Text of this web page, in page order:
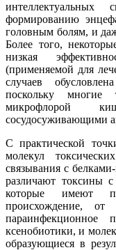
формированию
головным болям, и
Более того,
низкая
(применяемой для
случаев
поскольку многие
микрофлорой
сосудосуживающими
С практической
молекул
связывания с
различают токсины
которые имеют
происхождение,
параинфекционное
ксенобиотики, и
образующиеся в